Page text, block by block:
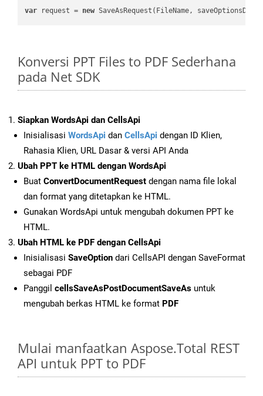
var request = new
Konversi PPT Files to PDF Sederhana
pada Net SDK
Siapkan WordsApi dan CellsApi
Inisialisasi WordsApi dan CellsApi dengan ID Klien,
Rahasia Klien, URL Dasar & versi API Anda
Ubah PPT ke HTML dengan WordsApi
Buat ConvertDocumentRequest dengan nama file lokal
dan format yang ditetapkan ke HTML.
Gunakan WordsApi untuk mengubah dokumen PPT ke
HTML.
Ubah HTML ke PDF dengan CellsApi
Inisialisasi SaveOption dari CellsAPI dengan SaveFormat
sebagai PDF
Panggil cellsSaveAsPostDocumentSaveAs untuk
mengubah berkas HTML ke format PDF
Mulai manfaatkan Aspose.Total REST
API untuk PPT to PDF